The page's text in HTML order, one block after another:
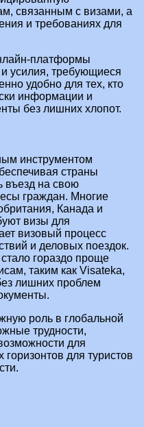
связанным с визами, а
и требованиях для
платформы
усилия, требующиеся
удобно для тех, кто
информации и
без лишних хлопот.
инструментом
страны
въезд на свою
граждан. Многие
Канада и
визы для
визовый процесс
и деловых поездок.
гораздо проще
таким как Visateka,
лишних проблем
роль в глобальной
трудности,
для
для туристов